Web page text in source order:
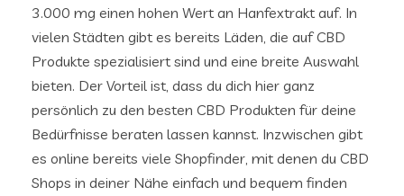
3.000 mg einen hohen Wert an Hanfextrakt auf. In
vielen Städten gibt es bereits Läden, die auf CBD
Produkte spezialisiert sind und eine breite Auswahl
bieten. Der Vorteil ist, dass du dich hier ganz
persönlich zu den besten CBD Produkten für deine
Bedürfnisse beraten lassen kannst. Inzwischen gibt
es online bereits viele Shopfinder, mit denen du CBD
Shops in deiner Nähe einfach und bequem finden